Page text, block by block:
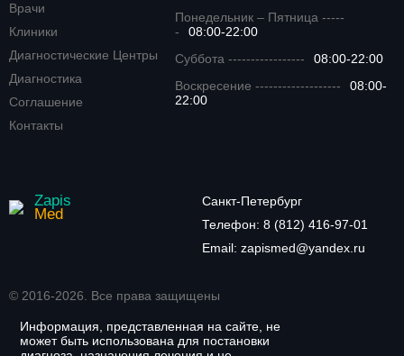
Врачи
Клиники
Диагностические Центры
Диагностика
Соглашение
Контакты
Понедельник – Пятница -----
-
08:00-22:00
Суббота -----------------
08:00-22:00
Воскресение -------------------
08:00-
22:00
Zapis
Med
Санкт-Петербург
Телефон: 8 (812) 416-97-01
Email: zapismed@yandex.ru
© 2016-2026. Все права защищены
Информация, представленная на сайте, не
может быть использована для постановки